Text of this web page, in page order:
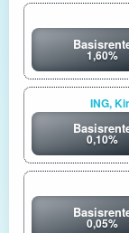
1,60%
ING,
0,10%
0,05%